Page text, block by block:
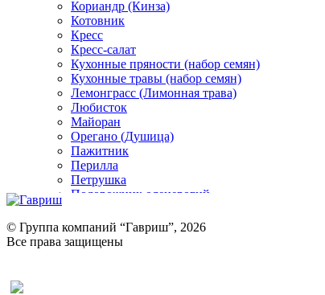
Кориандр (Кинза)
Котовник
Кресс
Кресс-салат
Кухонные пряности (набор семян)
Кухонные травы (набор семян)
Лемонграсс (Лимонная трава)
Любисток
Майоран
Орегано (Душица)
Пажитник
Перилла
Петрушка
Подорожник оленерогий
Ревень
Рукола
Рута
© Группа компаний “Гавриш”, 2026
Все права защищены